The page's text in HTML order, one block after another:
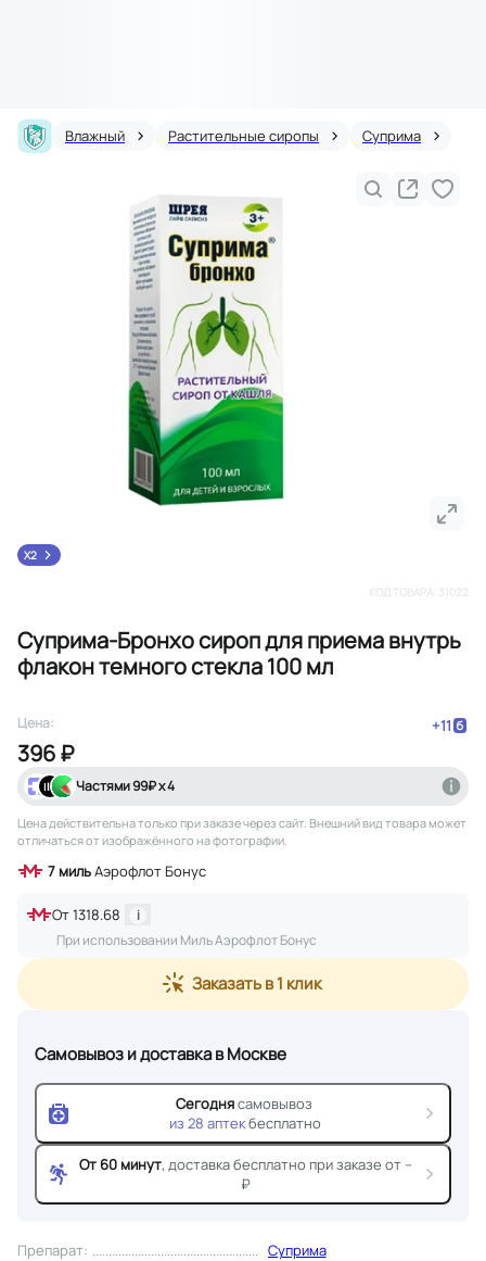
Влажный Растительные сиропы Суприма
Суприма-Бронхо сироп для приема внутрь
флакон темного стекла 100 мл
X2
Препарат:
Суприма
Цена: +11
396 ₽
Частями99₽ х 4
Цена действительна только при заказе через сайт. Внешний вид товара может
отличаться от изображённого на фотографии.
7 мильАэрофлот Бонус
От1318.68
i
При использовании Миль Аэрофлот Бонус
Заказать в 1 клик
Самовывоз и доставкав Москве
Сегоднясамовывоз
из 28 аптекбесплатно
От 60 минут, доставкабесплатно при заказе от --
₽